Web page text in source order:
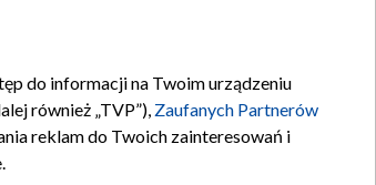
do informacji na Twoim urządzeniu
również „TVP”), Zaufanych Partnerów
reklam do Twoich zainteresowań i